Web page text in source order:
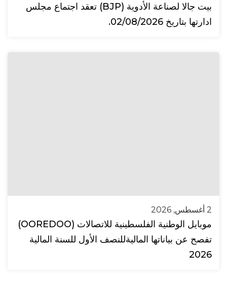
بيت جالا لصناعة الأدوية (BJP) تعقد اجتماع مجلس
ادارتها بتاريخ 02/08/2026.
2 أغسطس, 2026
موبايل الوطنية الفلسطينية للاتصالات (OOREDOO)
تفصح عن بياناتها الماليةللنصف الأول للسنة المالية
2026